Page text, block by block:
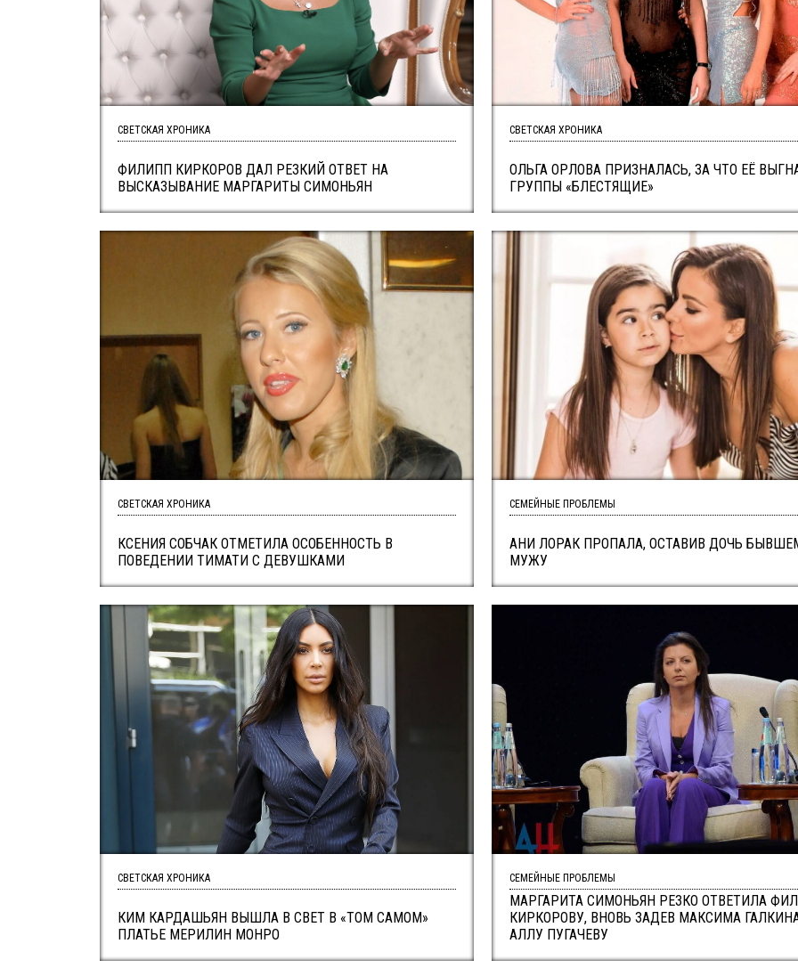
ФИЛИПП КИРКОРОВ ДАЛ РЕЗКИЙ ОТВЕТ НА
ВЫСКАЗЫВАНИЕ МАРГАРИТЫ СИМОНЬЯН
СВЕТСКАЯ ХРОНИКА
ОЛЬГА ОРЛОВА ПРИЗНАЛАСЬ, ЗА ЧТО ЕЁ
ГРУППЫ «БЛЕСТЯЩИЕ»
СВЕТСКАЯ ХРОНИКА
КСЕНИЯ СОБЧАК ОТМЕТИЛА ОСОБЕННОСТЬ В
ПОВЕДЕНИИ ТИМАТИ С ДЕВУШКАМИ
СВЕТСКАЯ ХРОНИКА
АНИ ЛОРАК ПРОПАЛА, ОСТАВИВ ДОЧЬ
МУЖУ
СЕМЕЙНЫЕ ПРОБЛЕМЫ
КИМ КАРДАШЬЯН ВЫШЛА В СВЕТ В «ТОМ САМОМ»
ПЛАТЬЕ МЕРИЛИН МОНРО
СВЕТСКАЯ ХРОНИКА
МАРГАРИТА СИМОНЬЯН РЕЗКО ОТВЕТИЛА
КИРКОРОВУ, ВНОВЬ ЗАДЕВ МАКСИМА
АЛЛУ ПУГАЧЕВУ
СЕМЕЙНЫЕ ПРОБЛЕМЫ